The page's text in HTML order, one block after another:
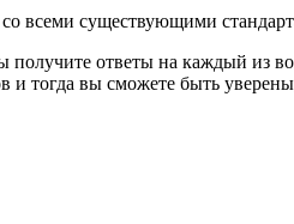
со всеми существующими
ответы на каждый из
и тогда вы сможете быть